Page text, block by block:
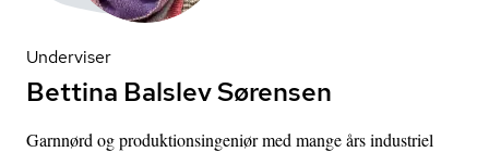
Underviser
Bettina Balslev Sørensen
Garnnørd og pro­duk­tions­in­ge­ni­ør med mange års industriel